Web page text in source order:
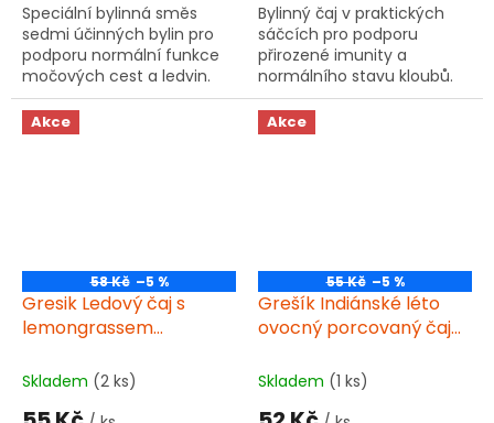
Speciální bylinná směs
sedmi účinných bylin pro
podporu normální funkce
močových cest a ledvin.
Prakticky balený v
nálevových sáčcích pro
snadnou přípravu.
Bylinný čaj v praktických
sáčcích pro podporu
přirozené imunity a
normálního stavu kloubů.
Obsahuje plody a květy
černého bezu, šípek a další
bylinky podle tradiční
Akce
58 Kč –5 %
Gresik Ledový čaj s
lemongrassem
1,00 g)
Skladem (2 ks)
Akce
55 Kč –5 %
Grešík Indiánské léto
ovocný porcovaný čaj
Skladem (1 ks)